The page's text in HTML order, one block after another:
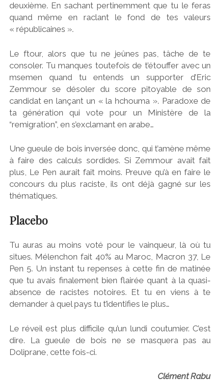
deuxième. En sachant pertinemment que tu le feras
quand même en raclant le fond de tes valeurs
« républicaines ».
Le ftour, alors que tu ne jeûnes pas, tâche de te
consoler. Tu manques toutefois de t’étouffer avec un
msemen quand tu entends un supporter d’Eric
Zemmour se désoler du score pitoyable de son
candidat en lançant un « la hchouma ». Paradoxe de
ta génération qui vote pour un Ministère de la
“remigration”, en s’exclamant en arabe…
Une gueule de bois inversée donc, qui t’amène même
à faire des calculs sordides. Si Zemmour avait fait
plus, Le Pen aurait fait moins. Preuve qu’à en faire le
concours du plus raciste, ils ont déjà gagné sur les
thématiques.
Placebo
Tu auras au moins voté pour le vainqueur, là où tu
situes. Mélenchon fait 40% au Maroc, Macron 37, Le
Pen 5. Un instant tu repenses à cette fin de matinée
que tu avais finalement bien flairée quant à la quasi-
absence de racistes notoires. Et tu en viens à te
demander à quel pays tu t’identifies le plus…
Le réveil est plus difficile qu’un lundi coutumier. C’est
dire. La gueule de bois ne se masquera pas au
Doliprane, cette fois-ci.
Clément Rabu